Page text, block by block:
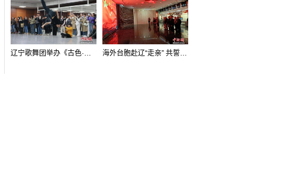
辽宁歌舞团举办《古色·国宝辽宁》排练开放日活动 海外台胞赴辽“走亲” 共誓“和平初心”